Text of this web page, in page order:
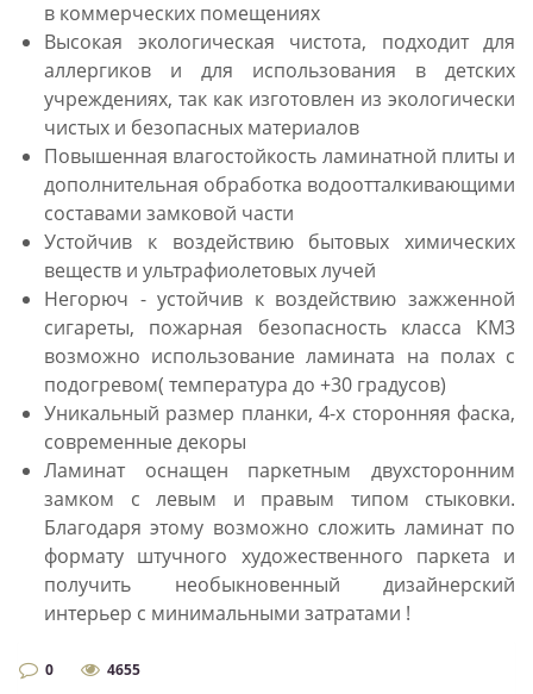
в коммерческих помещениях
Высокая экологическая чистота, подходит для
аллергиков и для использования в детских
учреждениях, так как изготовлен из экологически
чистых и безопасных материалов
Повышенная влагостойкость ламинатной плиты и
дополнительная обработка водоотталкивающими
составами замковой части
Устойчив к воздействию бытовых химических
веществ и ультрафиолетовых лучей
Негорюч - устойчив к воздействию зажженной
сигареты, пожарная безопасность класса КМ3
возможно использование ламината на полах с
подогревом( температура до +30 градусов)
Уникальный размер планки, 4-х сторонняя фаска,
современные декоры
Ламинат оснащен паркетным двухсторонним
замком с левым и правым типом стыковки.
Благодаря этому возможно сложить ламинат по
формату штучного художественного паркета и
получить необыкновенный дизайнерский
интерьер с минимальными затратами !
0 4655